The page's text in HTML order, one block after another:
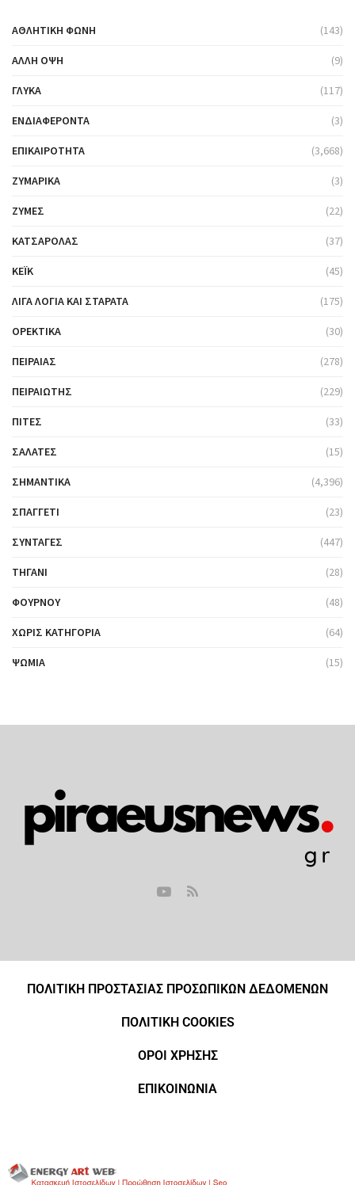
ΑΘΛΗΤΙΚΉ ΦΩΝΉ (143)
ΆΛΛΗ ΌΨΗ (9)
ΓΛΥΚΆ (117)
ΕΝΔΙΑΦΈΡΟΝΤΑ (3)
ΕΠΙΚΑΙΡΌΤΗΤΑ (3,668)
ΖΥΜΑΡΙΚΆ (3)
ΖΎΜΕΣ (22)
ΚΑΤΣΑΡΌΛΑΣ (37)
ΚΈΙΚ (45)
ΛΊΓΑ ΛΌΓΙΑ ΚΑΙ ΣΤΑΡΆΤΑ (175)
ΟΡΕΚΤΙΚΆ (30)
ΠΕΙΡΑΙΆΣ (278)
ΠΕΙΡΑΙΏΤΗΣ (229)
ΠΊΤΕΣ (33)
ΣΑΛΆΤΕΣ (15)
ΣΗΜΑΝΤΙΚΆ (4,396)
ΣΠΑΓΓΈΤΙ (23)
ΣΥΝΤΑΓΈΣ (447)
ΤΗΓΆΝΙ (28)
ΦΟΎΡΝΟΥ (48)
ΧΩΡΊΣ ΚΑΤΗΓΟΡΊΑ (64)
ΨΩΜΙΆ (15)
ΠΟΛΙΤΙΚΗ ΠΡΟΣΤΑΣΙΑΣ ΠΡΟΣΩΠΙΚΩΝ ΔΕΔΟΜΕΝΩΝ
ΠΟΛΙΤΙΚΗ COOKIES
ΟΡΟΙ ΧΡΗΣΗΣ
ΕΠΙΚΟΙΝΩΝΙΑ